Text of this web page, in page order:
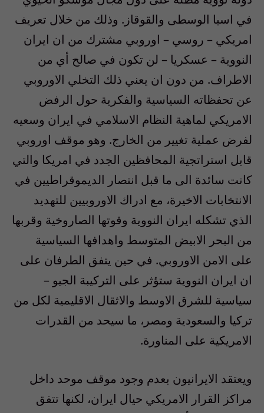
في اسيا الوسطى والقوقاز. وذلك من خلال تعريف
امريكي – روسي – اوروبي مشترك من ان ايران
النووية – عسكريا – لن تكون في صالح أي من
الاطراف. من دون ان يعني ذلك التخلي الاوروبي
عن تحفظاته السياسية والفكرية حول الرفض
الامريكي لماهية النظام الاسلامي في ايران وسعيه
لفرض عملية تغيير من الخارج. وهو موقف اوروبي
قابل استراتجية المحافظين الجدد في امريكا والتي
كانت سائدة الى ما قبل انتصار الديموقراطيين في
الانتخابات الاخيرة، مع ادراك الاوروبيين للتهديد
الذي تشكله ايران النووية وقوتها الصاروخية وقربها
من البحر الابيض المتوسط واهدافها السياسية
على الامن الاوروبي. في حين يتفق الطرفان على
ان ايران النووية ستؤثر على التركيبة الجيو –
سياسية للشرق الاوسط والاثقال الاقليمية لكل من
تركيا والسعودية ومصر، ما سيحد من القدرات
الامريكية على المناورة.
ويعتقد الايرانيون بعدم وجود موقف موحد داخل
مراكز القرار الامريكي حيال ايران، لكنها تتفق